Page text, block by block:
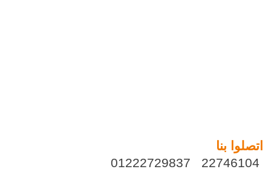
اتصلوا بنا
01222729837 22746104